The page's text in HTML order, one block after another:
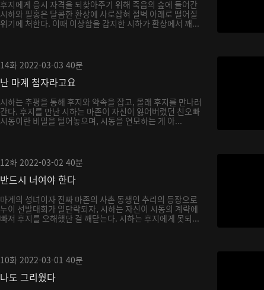
후지에게 응시 자격을 되찾아주기 위해 죽음의 숲에 들어간
시하와 필홍은 달콤한 환상에 사로잡혀 절벽 아래로 떨어질
위기에 처한다. 이때 이상함을 감지한 시하가 환상에서 깨...
14화 2022-03-03 40분
난 마계 첩자라고요
시하는 추평을 통해 후지와 약속을 잡고, 몰래 후지를 만나러
간다. 후지를 만난 시하는 마존이 자신이 잃어버렸던 친오빠
시동이란 비밀을 털어놓으며, 시동을 연모하는 게 아...
12화 2022-03-02 40분
반드시 너여야 한다
마계의 성녀이자 진짜 마존의 사촌 동생인 추리의 등장으로
누이 선발대회가 일단락되자, 시하는 자신이 시동의 계략에
빠져 후지를 오해했단 걸 깨닫는다. 시하는 후지에게 못되...
10화 2022-03-01 40분
나도 그리웠다